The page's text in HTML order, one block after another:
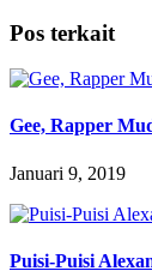
Pos terkait
Gee, Rapper
Januari 9, 2019
Puisi-Puisi